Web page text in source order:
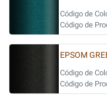
Código de
Código de
EPSOM
Código de
Código de